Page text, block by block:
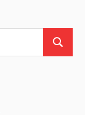
Suchen